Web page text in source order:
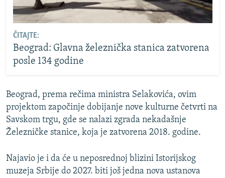
ČITAJTE:
Beograd: Glavna železnička stanica zatvorena
posle 134 godine
Beograd, prema rečima ministra Selakovića, ovim
projektom započinje dobijanje nove kulturne četvrti na
Savskom trgu, gde se nalazi zgrada nekadašnje
Železničke stanice, koja je zatvorena 2018. godine.
Najavio je i da će u neposrednoj blizini Istorijskog
muzeja Srbije do 2027. biti još jedna nova ustanova